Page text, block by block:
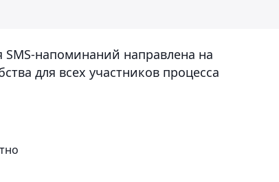
напоминаний направлена на
для всех участников процесса